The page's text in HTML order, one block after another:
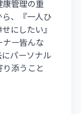
管理の重
、『一人ひ
にしたい』
ナー皆んな
パーソナル
添うこと